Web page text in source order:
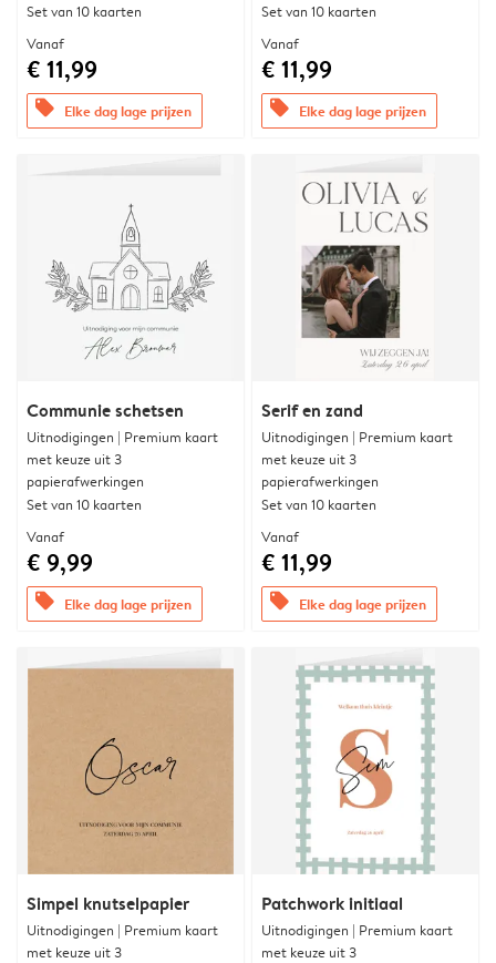
Set van 10 kaarten
Vanaf
€ 11,99
offers Elke dag lage prijzen
Set van 10 kaarten
Vanaf
€ 11,99
offers Elke dag lage prijzen
Communie schetsen
Uitnodigingen | Premium kaart
met keuze uit 3
papierafwerkingen
Set van 10 kaarten
Vanaf
€ 9,99
offers Elke dag lage prijzen
Serif en zand
Uitnodigingen | Premium kaart
met keuze uit 3
papierafwerkingen
Set van 10 kaarten
Vanaf
€ 11,99
offers Elke dag lage prijzen
Simpel knutselpapier
Uitnodigingen | Premium kaart
met keuze uit 3
Patchwork initiaal
Uitnodigingen | Premium kaart
met keuze uit 3